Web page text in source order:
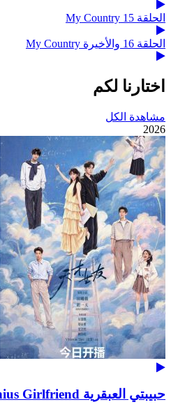
الحلقة 15 My Country
الحلقة 16 والأخيرة My Country
اختارنا لكم
مشاهدة الكل
2026
حبيبتي العبقرية Genius Girlfriend